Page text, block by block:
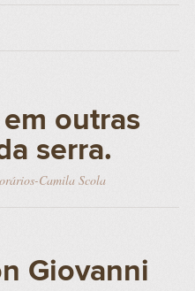
outras
serra.
Camila Scola
Giovanni